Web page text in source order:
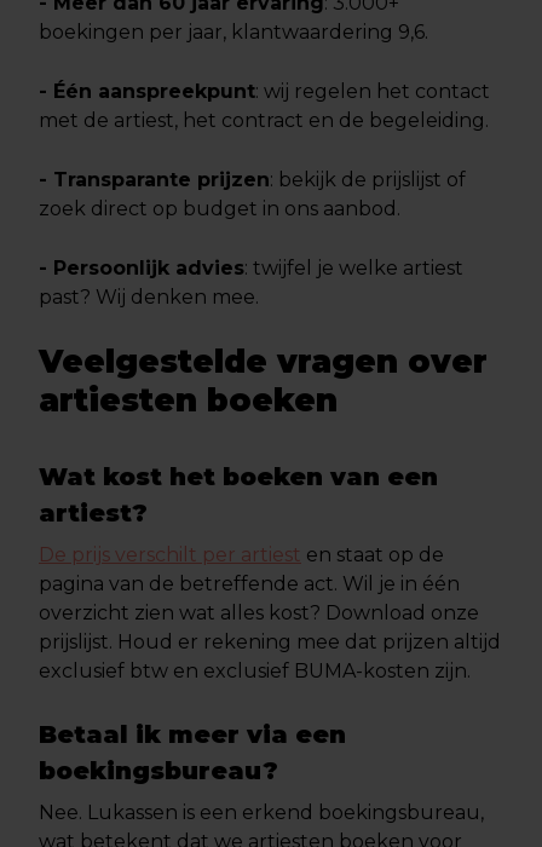
boekingen per jaar, klantwaardering 9,6.
- Één aanspreekpunt: wij regelen het contact
met de artiest, het contract en de begeleiding.
- Transparante prijzen: bekijk de prijslijst of
zoek direct op budget in ons aanbod.
- Persoonlijk advies: twijfel je welke artiest
past? Wij denken mee.
Veelgestelde vragen over
artiesten boeken
Wat kost het boeken van een
artiest?
De prijs verschilt per artiest en staat op de
pagina van de betreffende act. Wil je in één
overzicht zien wat alles kost? Download onze
prijslijst. Houd er rekening mee dat prijzen altijd
exclusief btw en exclusief BUMA-kosten zijn.
Betaal ik meer via een
boekingsbureau?
Nee. Lukassen is een erkend boekingsbureau,
wat betekent dat we artiesten boeken voor